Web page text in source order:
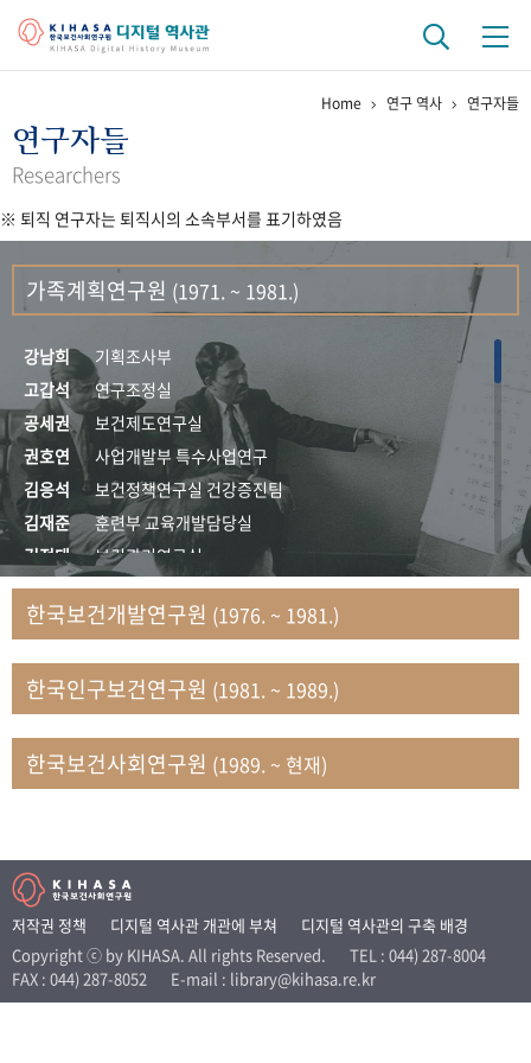
걸어온 길 기관 변천사
연구 역사
정책과 연구 키워드로 보는 연구 역사
연구자들
간행물 변천사
기록물 아카이브
사진 아카이브 문서 기록물 행정박물 영상 기록물
50+1주년 기념
성과 50선 숫자로 보는 50년
세계와 함께 한 KIHASA
VR 역사관
Home 연구 역사 연구자들
연구자들
Researchers
※ 퇴직 연구자는 퇴직시의 소속부서를 표기하였음
가족계획연구원 (1971. ~ 1981.)
강남희
기획조사부
고갑석
연구조정실
공세권
보건제도연구실
권호연
사업개발부 특수사업연구
김응석
보건정책연구실 건강증진팀
김재준
훈련부 교육개발담당실
김정태
보건관리연구실
김지자
연구부 사회개발담당실
김태룡
조사평가부 연구과
문현상
가족복지연구실 인구가족연구팀
박인화
보건정책연구실
박재빈
연구부 인구역학담당실
변종화
보건정책연구실 건강증진팀
송건용
보건정책연구실
송태민
정보통계연구실 빅데이터연구센터
신희설
사업개발부 국제협력연구실
이규식
의료보험연구실
이문기
훈련부
한국보건개발연구원 (1976. ~ 1981.)
한국인구보건연구원 (1981. ~ 1989.)
한국보건사회연구원 (1989. ~ 현재)
저작권 정책 디지털 역사관 개관에 부쳐
디지털 역사관의 구축 배경
Copyright ⓒ by KIHASA. All rights Reserved.
TEL : 044) 287-8004
FAX : 044) 287-8052
E-mail : library@kihasa.re.kr